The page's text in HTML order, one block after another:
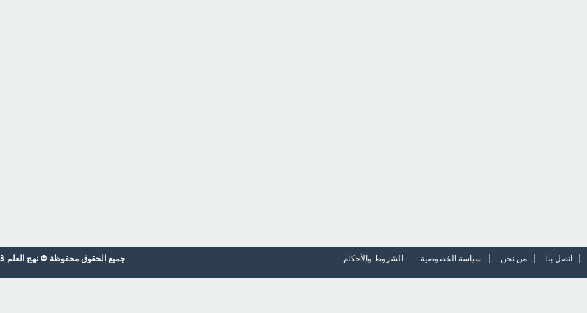
اتصل بنا من نحن سياسة الخصوصية الشروط والأحكام جميع الحقوق محفوظة © نهج العلم 2023